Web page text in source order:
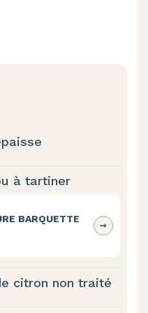
à tartiner
BARQUETTE
citron non traité